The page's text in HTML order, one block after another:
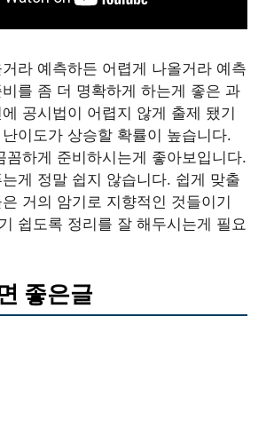
라 예측하든 어렵게 나올거라 예측
를 좀 더 명확하게 하는게 좋은 과
공시법이 어렵지 않게 출제 됐기
이도가 상승할 확률이 높습니다.
꼼하게 준비하시는게 좋아보입니다.
게 정말 쉽지 않습니다. 쉽게 맞출
거의 암기로 지향적인 것들이기
쉽도록 정리를 잘 해두시는게 필요
좋은글